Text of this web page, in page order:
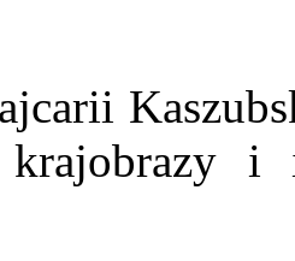
krajobrazy